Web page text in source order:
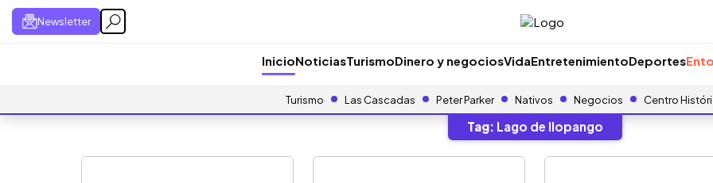
Newsletter
InicioNoticiasTurismoDinero y negociosVidaEntretenimientoDeportes
Turismo Las Cascadas Peter Parker Nativos Negocios Centro
Tag: Lago de Ilopango